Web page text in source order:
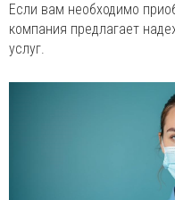
Если вам необходимо
компания предлагает
услуг.